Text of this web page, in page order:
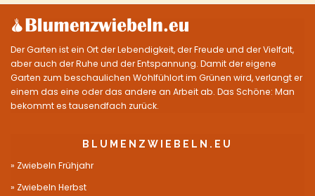
Der Garten ist ein Ort der Lebendigkeit, der Freude und der Vielfalt,
aber auch der Ruhe und der Entspannung. Damit der eigene
Garten zum beschaulichen Wohlfühlort im Grünen wird, verlangt er
einem das eine oder das andere an Arbeit ab. Das Schöne: Man
bekommt es tausendfach zurück.
BLUMENZWIEBELN.EU
Zwiebeln Frühjahr
Zwiebeln Herbst